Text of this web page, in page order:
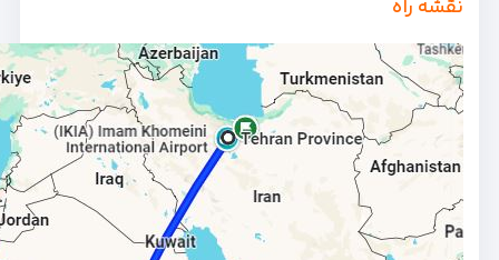
نقشه راه